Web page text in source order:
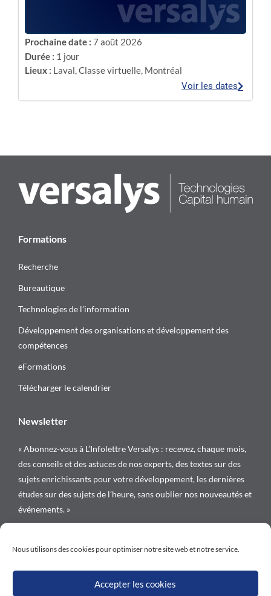
Nous utilisons des cookies pour optimiser notre site web et notre service.
Accepter les cookies
Prochaine date : 7 août 2026
Durée : 1 jour
Lieux : Laval,Classe virtuelle, Montréal
Voir les dates
Formations
Recherche
Bureautique
Technologies de l’information
Développement des organisations et développement des
compétences
eFormations
Télécharger le calendrier
Newsletter
« Abonnez-vous à L’Infolettre Versalys : recevez, chaque mois,
des conseils et des astuces de nos experts, des textes sur des
sujets enrichissants pour votre développement, les dernières
études sur des sujets de l’heure, sans oublier nos nouveautés et
événements. »